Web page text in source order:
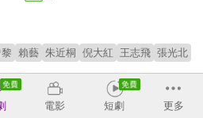
賴藝 朱近桐 倪大紅 王志飛 張光北
電影 短劇 更多